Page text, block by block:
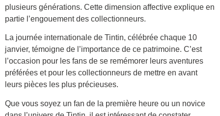
plusieurs générations. Cette dimension affective explique en
partie l’engouement des collectionneurs.
La journée internationale de Tintin, célébrée chaque 10
janvier, témoigne de l’importance de ce patrimoine. C’est
l’occasion pour les fans de se remémorer leurs aventures
préférées et pour les collectionneurs de mettre en avant
leurs pièces les plus précieuses.
Que vous soyez un fan de la première heure ou un novice